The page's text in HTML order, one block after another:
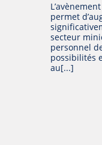
permet
secteur
personnel
possibilités
au[...]